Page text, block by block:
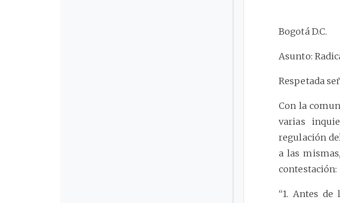
Bogotá D.C.
Asunto:
Respetada
Con la
varias
regulación
a las
contestación:
“1. Antes de